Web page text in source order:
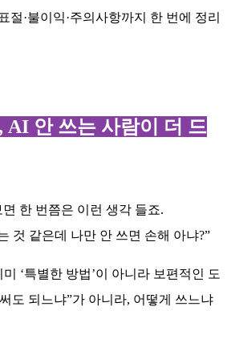
절·불이익·주의사항까지 한 번에 정리
AI 안 쓰는 사람이 더 드
한 번쯤은 이런 생각 들죠.
것 같은데 나만 안 쓰면 손해 아냐?”
‘특별한 방법’이 아니라 보편적인 도
도 되느냐”가 아니라, 어떻게 쓰느냐